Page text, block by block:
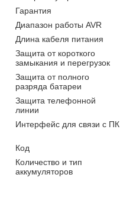
Гарантия
Диапазон работы AVR
Длина кабеля питания
Защита от короткого
замыкания и перегрузок
Защита от полного
разряда батареи
Защита телефонной
линии
Интерфейс для связи с ПК
Код
Количество и тип
аккумуляторов